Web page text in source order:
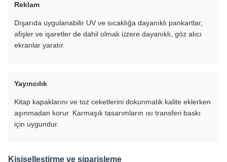
Reklam
Dışarıda uygulanabilir UV ve sıcaklığa dayanıklı pankartlar,
afişler ve işaretler de dahil olmak üzere dayanıklı, göz alıcı
ekranlar yaratır.
Yayıncılık
Kitap kapaklarını ve toz ceketlerini dokunmatik kalite eklerken
aşınmadan korur. Karmaşık tasarımların ısı transferi baskı
için uygundur.
Kişiselleştirme ve siparişleme